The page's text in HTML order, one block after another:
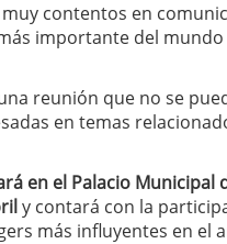
vs Agilidad: ¿Por qué el
Cómo aprovechar
noviembre de 2025
también es una
de noviembre de 2025
un software punto de venta?
muy contentos en
importante del mundo
reunión que no se
en temas
en el Palacio Municipal
y contará con la
más influyentes en el